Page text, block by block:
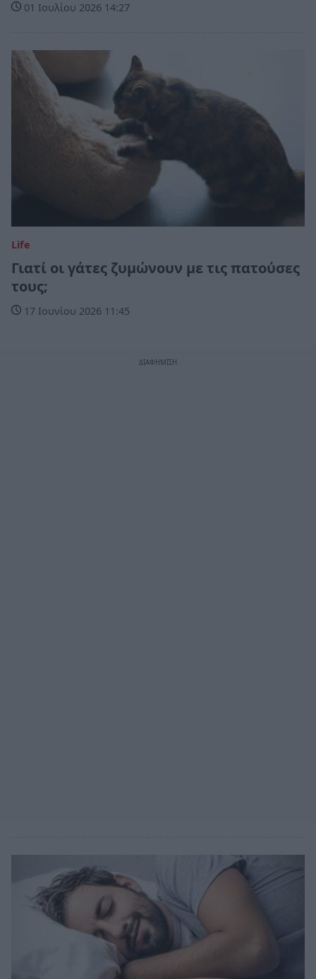
01 Ιουλίου 2026 14:27
Life
Γιατί οι γάτες ζυμώνουν με τις πατούσες
τους;
17 Ιουνίου 2026 11:45